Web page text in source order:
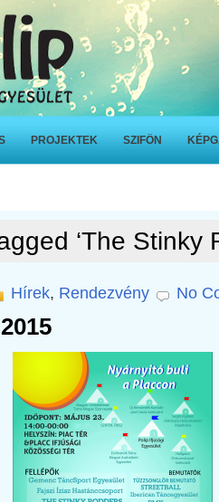
PROJEKTEK SZIFÖN
‘The Stinky
Hírek, Rendezvény No